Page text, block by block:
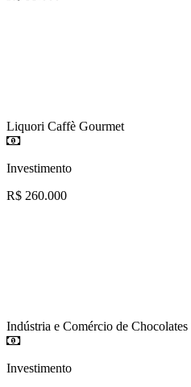
Liquori Caffè Gourmet
Investimento
R$ 260.000
Indústria e Comércio de
Investimento